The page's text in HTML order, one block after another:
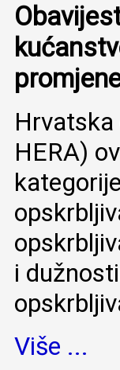
HERA)
i
Više ...